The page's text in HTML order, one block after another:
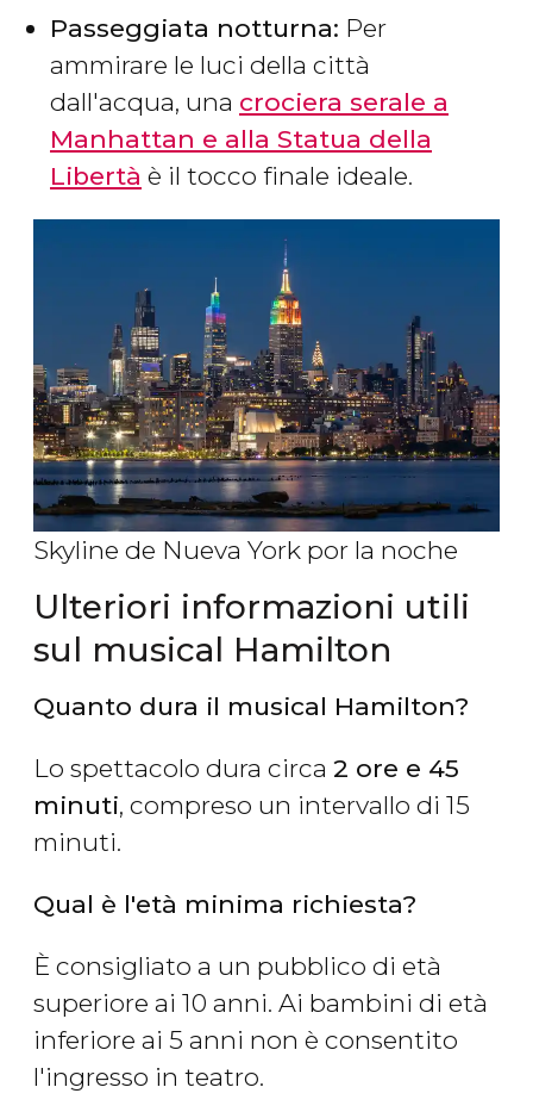
Passeggiata notturna: Per
ammirare le luci della città
dall'acqua, una crociera serale a
Manhattan e alla Statua della
Libertà è il tocco finale ideale.
Skyline de Nueva York por la noche
Ulteriori informazioni utili
sul musical Hamilton
Quanto dura il musical Hamilton?
Lo spettacolo dura circa 2 ore e 45
minuti, compreso un intervallo di 15
minuti.
Qual è l'età minima richiesta?
È consigliato a un pubblico di età
superiore ai 10 anni. Ai bambini di età
inferiore ai 5 anni non è consentito
l'ingresso in teatro.